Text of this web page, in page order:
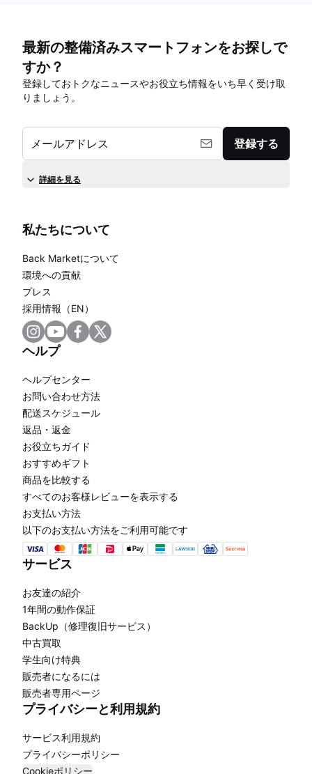
最新の整備済みスマートフォンをお探しで
すか？
登録しておトクなニュースやお役立ち情報をいち早く受け取
りましょう。
メールアドレス 登録する
詳細を見る
私たちについて
Back Marketについて
環境への貢献
プレス
採用情報（EN）
ヘルプ
ヘルプセンター
お問い合わせ方法
配送スケジュール
返品・返金
お役立ちガイド
おすすめギフト
商品を比較する
すべてのお客様レビューを表示する
お支払い方法
以下のお支払い方法をご利用可能です
サービス
お友達の紹介
1年間の動作保証
BackUp（修理復旧サービス）
中古買取
学生向け特典
販売者になるには
販売者専用ページ
プライバシーと利用規約
サービス利用規約
プライバシーポリシー
Cookieポリシー